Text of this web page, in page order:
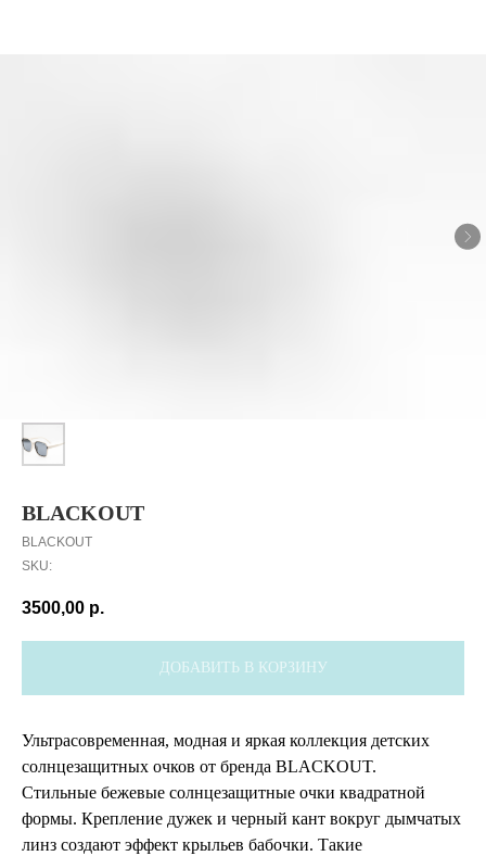
BLACKOUT
BLACKOUT
SKU:
3500,00 р.
ДОБАВИТЬ В КОРЗИНУ
Ультрасовременная, модная и яркая коллекция детских
солнцезащитных очков от бренда BLACKOUT.
Стильные бежевые солнцезащитные очки квадратной
формы. Крепление дужек и черный кант вокруг дымчатых
линз создают эффект крыльев бабочки. Такие